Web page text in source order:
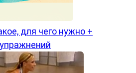
для чего нужно +